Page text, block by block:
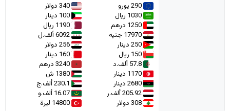
290 يورو
340 دولار
1030 ريال
100 دينار
1250 درهم
1190 ريال
17970 جنيه
6092 ألف.ل
250 دينار
256 دولار
150 ريال
160 دينار
57.8 ألف.د
3240 درهم
1170 دينار
1380 ش
2680 دينار
230.1 ألف.ج
205.92 ألف.ر
16.07 ألف.و
308 دولار
14800 ليرة